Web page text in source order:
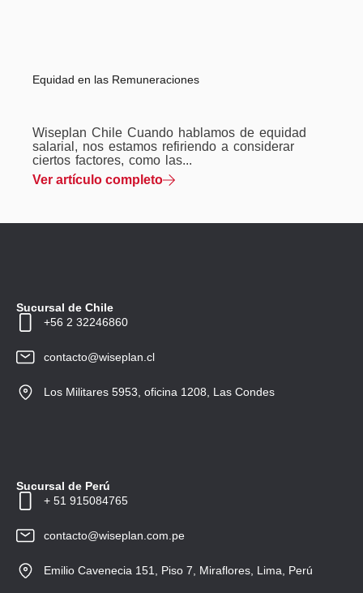
Equidad en las Remuneraciones
Wiseplan Chile Cuando hablamos de equidad
salarial, nos estamos refiriendo a considerar
ciertos factores, como las...
Ver artículo completo
+56 2 32246860
contacto@wiseplan.cl
Los Militares 5953, oficina 1208, Las Condes
Sucursal de Chile
+ 51 915084765
contacto@wiseplan.com.pe
Emilio Cavenecia 151, Piso 7, Miraflores, Lima, Perú
Sucursal de Perú